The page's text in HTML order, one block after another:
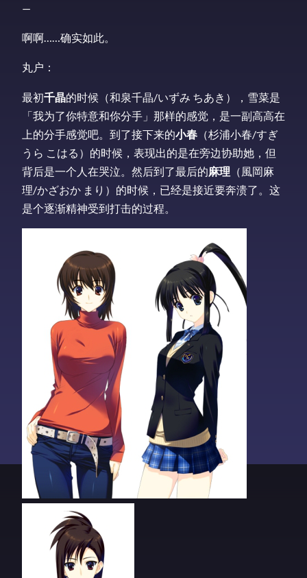
—
啊啊……确实如此。
丸户：
最初千晶的时候（和泉千晶/いずみ ちあき），雪菜是
「我为了你特意和你分手」那样的感觉，是一副高高在
上的分手感觉吧。到了接下来的小春 （杉浦小春/すぎ
うら こはる）的时候，表现出的是在旁边协助她，但
背后是一个人在哭泣。然后到了最后的麻理 （風岡麻
理/かざおか まり）的时候，已经是接近要奔溃了。这
是个逐渐精神受到打击的过程。